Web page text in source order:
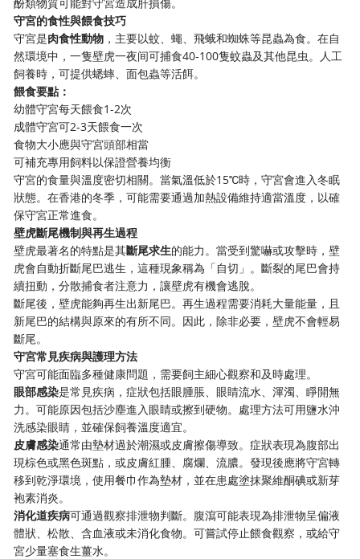
守宮的食性與餵食技巧
守宮是肉食性動物 ，主要以蚊、蠅、飛蛾和蜘蛛等昆蟲為食。在自
然環境中，一隻壁虎一夜间可捕食40-100隻蚊蟲及其他昆虫。人工
飼養時，可提供蟋蟀、面包蟲等活餌。
餵食要點：
幼體守宮每天餵食1-2次
成體守宮可2-3天餵食一次
食物大小應與守宮頭部相當
可補充專用飼料以保證營養均衡
守宮的食量與溫度密切相關。當氣溫低於15℃時，守宮會進入冬眠
狀態。在香港的冬季，可能需要通過加熱設備維持適當溫度，以確
保守宮正常進食。
壁虎斷尾機制與再生過程
壁虎最著名的特點是其斷尾求生的能力。當受到驚嚇或攻擊時，壁
虎會自動折斷尾巴逃生，這種現象稱為「自切」。斷裂的尾巴會持
續扭動，分散捕食者注意力，讓壁虎有機會逃脫。
斷尾後，壁虎能夠再生出新尾巴。再生過程需要消耗大量能量，且
新尾巴的結構與原來的有所不同。因此，除非必要，壁虎不會輕易
斷尾。
守宮常見疾病與護理方法
守宮可能面臨多種健康問題，需要飼主細心觀察和及時處理。
眼部感染是常見疾病，症狀包括眼腫脹、眼睛流水、渾濁、睜開無
力。可能原因包括沙塵進入眼睛或擦到硬物。處理方法可用鹽水沖
洗感染眼睛，並確保飼養溫度適宜。
皮膚感染通常由墊材過於潮濕或皮膚擦傷導致。症狀表現為腹部出
現棕色或黑色斑點，或皮膚紅腫、腐爛、流膿。發現後應將守宮轉
移到乾淨環境，使用餐巾作為墊材，並在患處塗抹聚維酮碘或新芽
袍素消炎。
消化道疾病可通過觀察排泄物判斷。腹瀉可能表現為排泄物呈偏液
體狀、松散、含血液或未消化食物。可嘗試停止餵食觀察，或給守
宮少量塞食生薑水。